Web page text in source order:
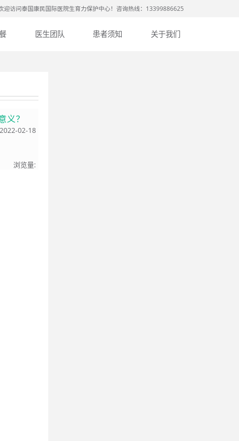
迎访问泰国康民国际医院生育力保护中心！咨询热线：13399886625
医生团队 患者须知 关于我们
义？
2022-02-18
浏览量: